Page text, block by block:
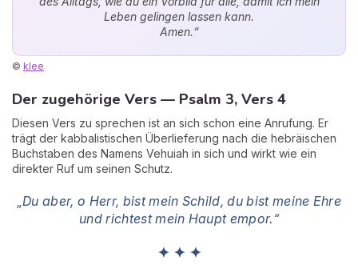
Leben gelingen lassen kann.
Amen.“
© klee
Der zugehörige Vers — Psalm 3, Vers 4
Diesen Vers zu sprechen ist an sich schon eine Anrufung. Er
trägt der kabbalistischen Überlieferung nach die hebräischen
Buchstaben des Namens Vehuiah in sich und wirkt wie ein
direkter Ruf um seinen Schutz.
„Du aber, o Herr, bist mein Schild, du bist meine Ehre
und richtest mein Haupt empor.“
✦ ✦ ✦